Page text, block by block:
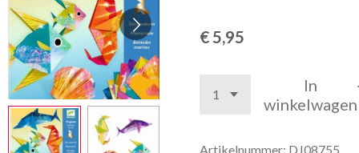
€ 5,95
In
winkelwagen
Artikelnummer: DJ08755